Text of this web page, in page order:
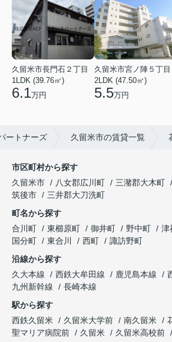
久留米市長門石２丁目
1LDK (39.76㎡)
6.1万円
久留米市宮ノ陣５丁目
2LDK (47.50㎡)
5.5万円
ートナーズ 久留米市の賃貸一覧
市区町村から探す
久留米市
八女郡広川町 三潴郡大木町
筑後市
三井郡大刀洗町
町名から探す
合川町
東櫛原町 御井町 野中町 津
国分町
東合川 西町
諏訪野町
沿線から探す
久大本線
西鉄大牟田線 鹿児島本線
九州新幹線
長崎本線
駅から探す
西鉄久留米
久留米大学前 南久留米
聖マリア病院前
久留米 久留米高校前